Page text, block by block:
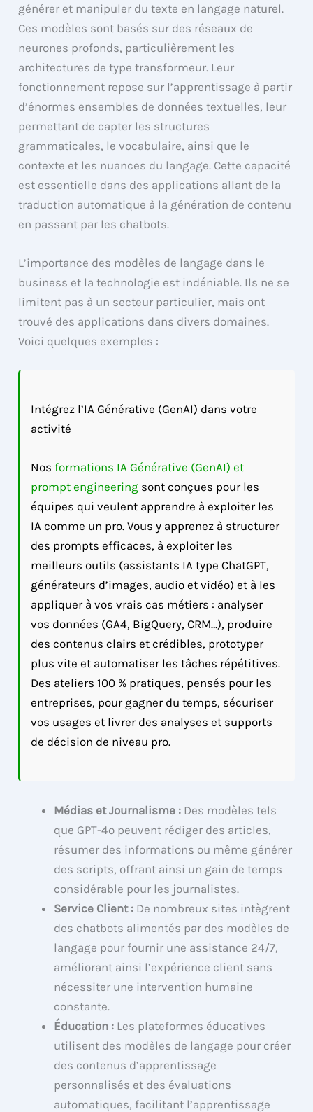
générer et manipuler du texte en langage naturel.
Ces modèles sont basés sur des réseaux de
neurones profonds, particulièrement les
architectures de type transformeur. Leur
fonctionnement repose sur l’apprentissage à partir
d’énormes ensembles de données textuelles, leur
permettant de capter les structures
grammaticales, le vocabulaire, ainsi que le
contexte et les nuances du langage. Cette capacité
est essentielle dans des applications allant de la
traduction automatique à la génération de contenu
en passant par les chatbots.
L’importance des modèles de langage dans le
business et la technologie est indéniable. Ils ne se
limitent pas à un secteur particulier, mais ont
trouvé des applications dans divers domaines.
Voici quelques exemples :
Intégrez l’IA Générative (GenAI) dans votre
activité
Nosformations IA Générative (GenAI) et
prompt engineering sont conçues pour les
équipes qui veulent apprendre à exploiter les
IA comme un pro. Vous y apprenez à structurer
des prompts efficaces, à exploiter les
meilleurs outils (assistants IA type ChatGPT,
générateurs d’images, audio et vidéo) et à les
appliquer à vos vrais cas métiers : analyser
vos données (GA4, BigQuery, CRM…), produire
des contenus clairs et crédibles, prototyper
plus vite et automatiser les tâches répétitives.
Des ateliers 100 % pratiques, pensés pour les
entreprises, pour gagner du temps, sécuriser
vos usages et livrer des analyses et supports
de décision de niveau pro.
Médias et Journalisme : Des modèles tels
que GPT-4o peuvent rédiger des articles,
résumer des informations ou même générer
des scripts, offrant ainsi un gain de temps
considérable pour les journalistes.
Service Client : De nombreux sites intègrent
des chatbots alimentés par des modèles de
langage pour fournir une assistance 24/7,
améliorant ainsi l’expérience client sans
nécessiter une intervention humaine
constante.
Éducation : Les plateformes éducatives
utilisent des modèles de langage pour créer
des contenus d’apprentissage
personnalisés et des évaluations
automatiques, facilitant l’apprentissage